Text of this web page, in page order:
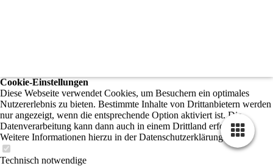
Cookie-Einstellungen
Diese Webseite verwendet Cookies, um Besuchern ein optimales
Nutzererlebnis zu bieten. Bestimmte Inhalte von Drittanbietern werden
nur angezeigt, wenn die entsprechende Option aktiviert ist. Die
Datenverarbeitung kann dann auch in einem Drittland erfolgen.
Weitere Informationen hierzu in der Datenschutzerklärung.
Technisch notwendige